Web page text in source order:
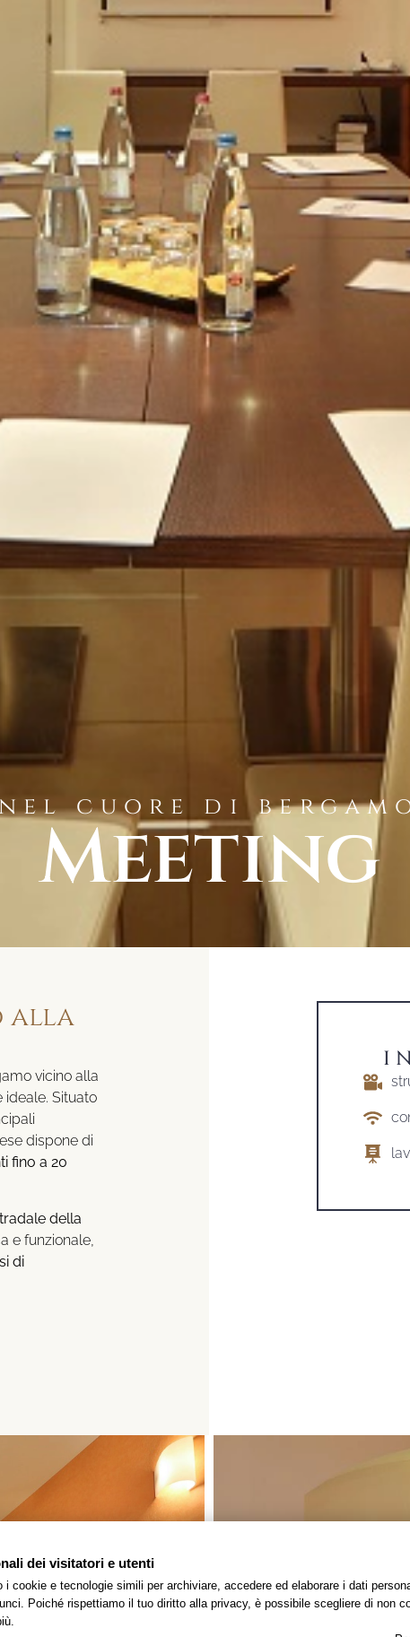
cuore di
Meeting
alla
vicino alla
ideale. Situato
dispone di
fino a 20
della
e funzionale,
di
I
dei visitatori e utenti
cookie e tecnologie simili per archiviare, accedere ed elaborare i dati
Poiché rispettiamo il tuo diritto alla privacy, è possibile scegliere di non